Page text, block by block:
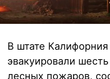
В штате Калифорния
эвакуировали
лесных пожаров,